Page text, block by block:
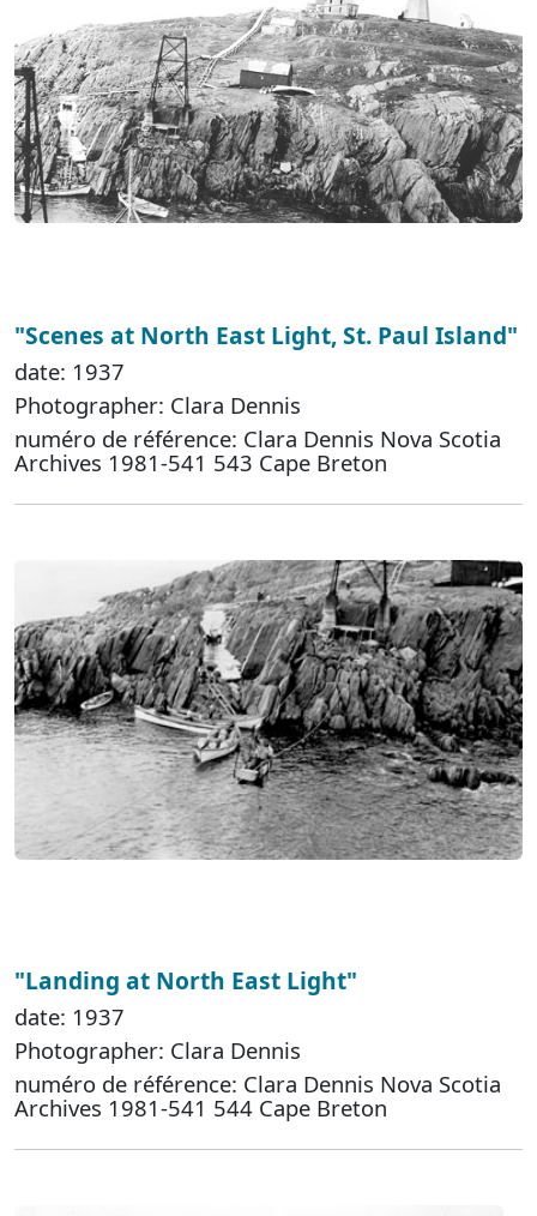
"Scenes at North East Light, St. Paul Island"
date: 1937
Photographer: Clara Dennis
numéro de référence: Clara Dennis Nova Scotia
Archives 1981-541 543 Cape Breton
"Landing at North East Light"
date: 1937
Photographer: Clara Dennis
numéro de référence: Clara Dennis Nova Scotia
Archives 1981-541 544 Cape Breton